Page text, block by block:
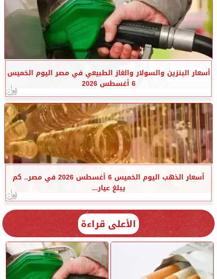
أسعار البنزين والسولار والغاز الطبيعي في مصر اليوم الخميس
6 أغسطس 2026
أسعار الذهب اليوم الخميس 6 أغسطس 2026 في مصر.. كم
يبلغ عيار...
الأعلى قراءة